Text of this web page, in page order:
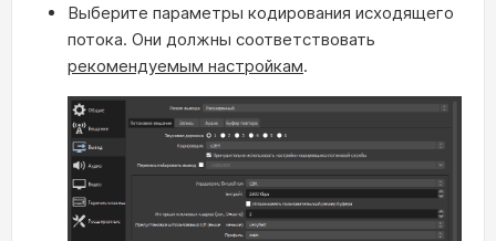
Выберите параметры кодирования исходящего
потока. Они должны соответствовать
рекомендуемым настройкам.